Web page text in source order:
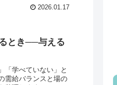
2026.01.17
とき──与える
「学べていない」と
需給バランスと場の